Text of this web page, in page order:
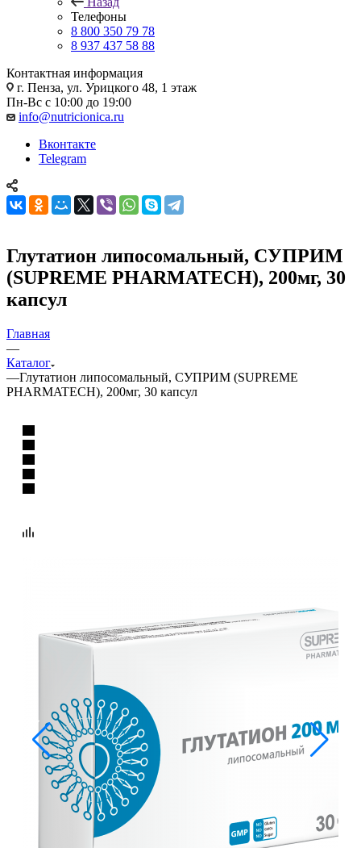
Телефоны
8 800 350 79 78
8 937 437 58 88
Контактная информация
г. Пенза, ул. Урицкого 48, 1 этаж
Пн-Вс с 10:00 до 19:00
info@nutricionica.ru
Вконтакте
Telegram
Глутатион липосомальный, СУПРИМ
(SUPREME PHARMATECH), 200мг, 30
капсул
Главная
—
Каталог
—Глутатион липосомальный, СУПРИМ (SUPREME
PHARMATECH), 200мг, 30 капсул